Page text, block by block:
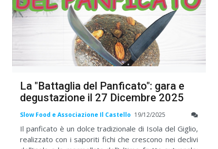
La "Battaglia del Panficato": gara e
degustazione il 27 Dicembre 2025
Slow Food e Associazione Il Castello 19/12/2025
Il panficato è un dolce tradizionale di Isola del Giglio,
realizzato con i saporiti fichi che crescono nei declivi